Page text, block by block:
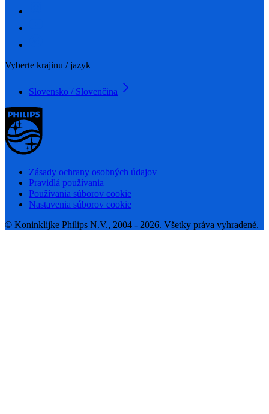
Vyberte krajinu / jazyk
Slovensko / Slovenčina
Zásady ochrany osobných údajov
Pravidlá používania
Používania súborov cookie
Nastavenia súborov cookie
© Koninklijke Philips N.V., 2004 - 2026. Všetky práva vyhradené.